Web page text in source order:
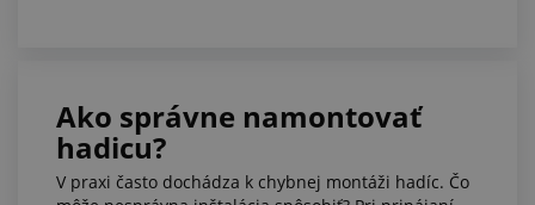
Ako správne namontovať
hadicu?
V praxi často dochádza k chybnej montáži hadíc. Čo